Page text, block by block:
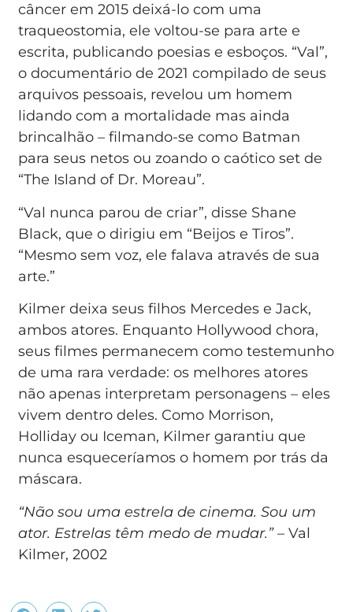
câncer em 2015 deixá-lo com uma
traqueostomia, ele voltou-se para arte e
escrita, publicando poesias e esboços. “Val”,
o documentário de 2021 compilado de seus
arquivos pessoais, revelou um homem
lidando com a mortalidade mas ainda
brincalhão – filmando-se como Batman
para seus netos ou zoando o caótico set de
“The Island of Dr. Moreau”.
“Val nunca parou de criar”, disse Shane
Black, que o dirigiu em “Beijos e Tiros”.
“Mesmo sem voz, ele falava através de sua
arte.”
Kilmer deixa seus filhos Mercedes e Jack,
ambos atores. Enquanto Hollywood chora,
seus filmes permanecem como testemunho
de uma rara verdade: os melhores atores
não apenas interpretam personagens – eles
vivem dentro deles. Como Morrison,
Holliday ou Iceman, Kilmer garantiu que
nunca esqueceríamos o homem por trás da
máscara.
“Não sou uma estrela de cinema. Sou um
ator. Estrelas têm medo de mudar.”– Val
Kilmer, 2002